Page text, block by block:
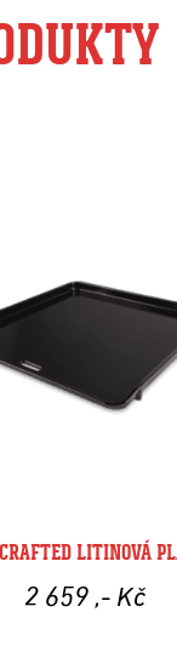
LITINOVÁ
2 659 ,- Kč